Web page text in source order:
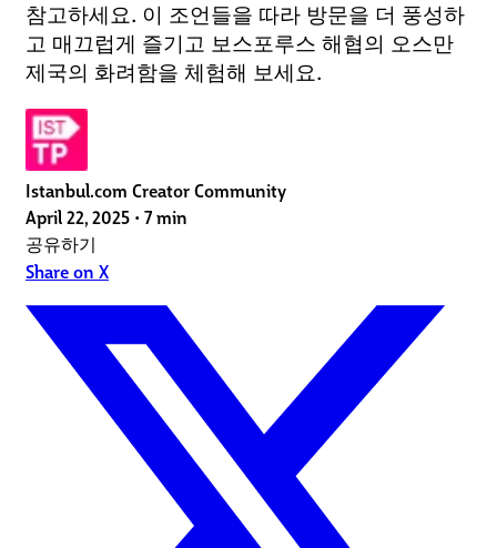
참고하세요. 이 조언들을 따라 방문을 더 풍성하
고 매끄럽게 즐기고 보스포루스 해협의 오스만
제국의 화려함을 체험해 보세요.
Istanbul.com Creator Community
April 22, 2025 • 7 min
공유하기
Share on X